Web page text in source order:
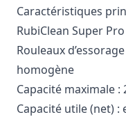
Caractéristiques
RubiClean Super
Rouleaux
homogène
Capacité maximale :
Capacité utile (net) :